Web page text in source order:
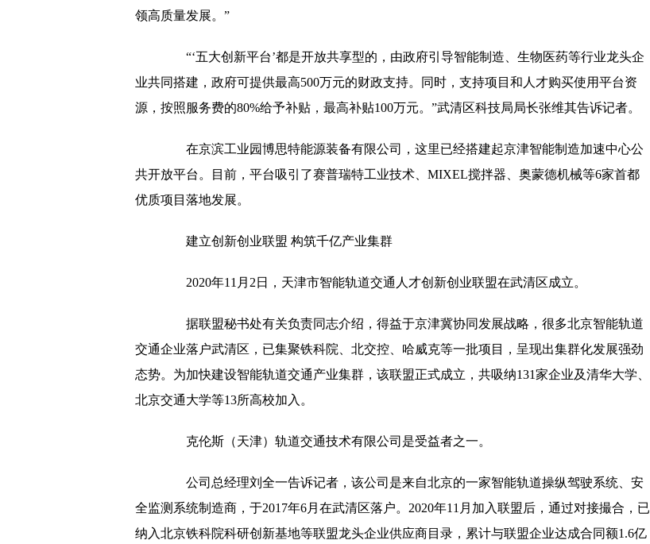
领高质量发展。”
“‘五大创新平台’都是开放共享型的，由政府引导智能制造、生物医药等行业龙头企
业共同搭建，政府可提供最高500万元的财政支持。同时，支持项目和人才购买使用平台资
源，按照服务费的80%给予补贴，最高补贴100万元。”武清区科技局局长张维其告诉记者。
在京滨工业园博思特能源装备有限公司，这里已经搭建起京津智能制造加速中心公
共开放平台。目前，平台吸引了赛普瑞特工业技术、MIXEL搅拌器、奥蒙德机械等6家首都
优质项目落地发展。
建立创新创业联盟 构筑千亿产业集群
2020年11月2日，天津市智能轨道交通人才创新创业联盟在武清区成立。
据联盟秘书处有关负责同志介绍，得益于京津冀协同发展战略，很多北京智能轨道
交通企业落户武清区，已集聚铁科院、北交控、哈威克等一批项目，呈现出集群化发展强劲
态势。为加快建设智能轨道交通产业集群，该联盟正式成立，共吸纳131家企业及清华大学、
北京交通大学等13所高校加入。
克伦斯（天津）轨道交通技术有限公司是受益者之一。
公司总经理刘全一告诉记者，该公司是来自北京的一家智能轨道操纵驾驶系统、安
全监测系统制造商，于2017年6月在武清区落户。2020年11月加入联盟后，通过对接撮合，已
纳入北京铁科院科研创新基地等联盟龙头企业供应商目录，累计与联盟企业达成合同额1.6亿